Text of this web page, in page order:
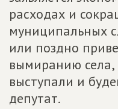
расходах и
муниципальных
или поздно
вымиранию села,
выступали и
депутат.